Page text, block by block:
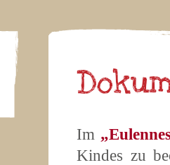
Im
Kindes zu